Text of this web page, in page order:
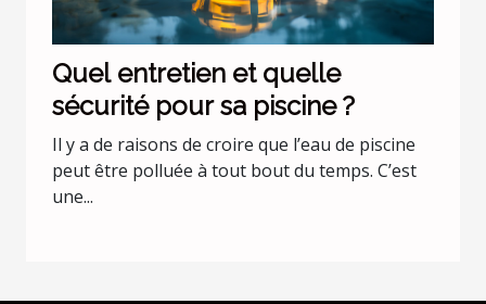
Quel entretien et quelle
sécurité pour sa piscine ?
Il y a de raisons de croire que l’eau de piscine
peut être polluée à tout bout du temps. C’est
une...